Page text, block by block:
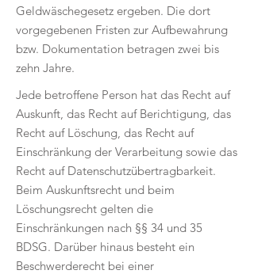
Geldwäschegesetz ergeben. Die dort
vorgegebenen Fristen zur Aufbewahrung
bzw. Dokumentation betragen zwei bis
zehn Jahre.
Jede betroffene Person hat das Recht auf
Auskunft, das Recht auf Berichtigung, das
Recht auf Löschung, das Recht auf
Einschränkung der Verarbeitung sowie das
Recht auf Datenschutzübertragbarkeit.
Beim Auskunftsrecht und beim
Löschungsrecht gelten die
Einschränkungen nach §§ 34 und 35
BDSG. Darüber hinaus besteht ein
Beschwerderecht bei einer